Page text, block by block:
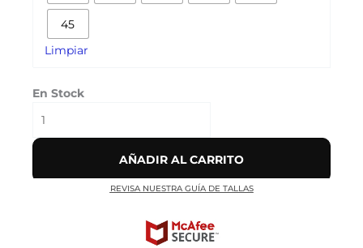
45
Limpiar
En Stock
cantidad
AÑADIR AL CARRITO
REVISA NUESTRA GUÍA DE TALLAS